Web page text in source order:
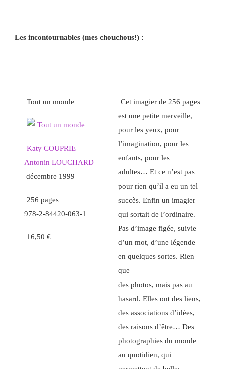
Les incontournables (mes chouchous!) :
Tout un monde
Katy COUPRIE
Antonin LOUCHARD
décembre 1999
256 pages
978-2-84420-063-1
16,50 €
Cet imagier de 256 pages
est une petite merveille,
pour les yeux, pour
l’imagination, pour les
enfants, pour les
adultes… Et ce n’est pas
pour rien qu’il a eu un tel
succès. Enfin un imagier
qui sortait de l’ordinaire.
Pas d’image figée, suivie
d’un mot, d’une légende
en quelques sortes. Rien
que
des photos, mais pas au
hasard. Elles ont des liens,
des associations d’idées,
des raisons d’être… Des
photographies du monde
au quotidien, qui